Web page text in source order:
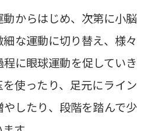
からはじめ、次第に小脳
な運動に切り替え、様々
に眼球運動を促していき
使ったり、足元にライン
したり、段階を踏んで少